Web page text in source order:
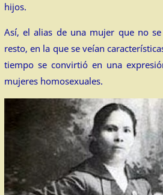
hijos.
Así, el alias de una mujer que no
resto, en la que se veían
tiempo se convirtió en una
mujeres homosexuales.